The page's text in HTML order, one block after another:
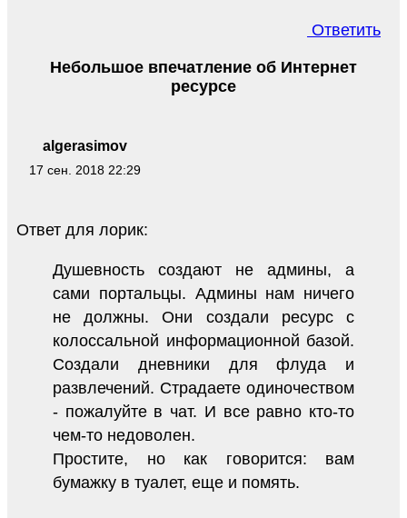
Ответить
algerasimov
17 сен. 2018 22:29
Небольшое впечатление об Интернет
ресурсе
Ответ для лорик:
Душевность создают не админы, а
сами портальцы. Админы нам ничего
не должны. Они создали ресурс с
колоссальной информационной базой.
Создали дневники для флуда и
развлечений. Страдаете одиночеством
- пожалуйте в чат. И все равно кто-то
чем-то недоволен.
Простите, но как говорится: вам
бумажку в туалет, еще и помять.